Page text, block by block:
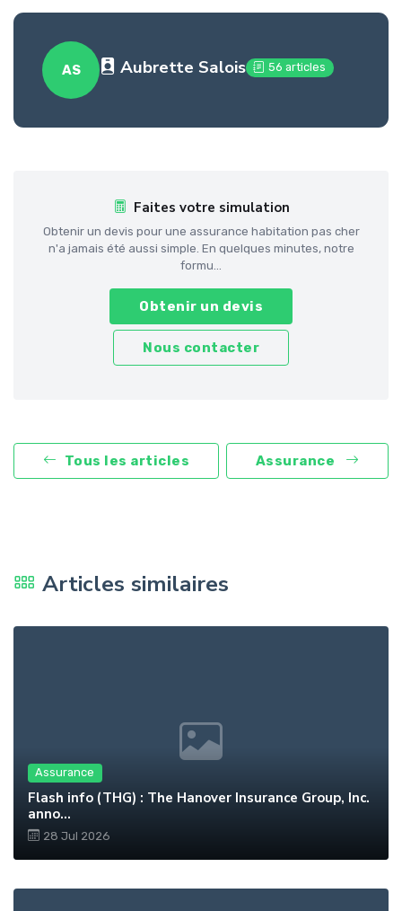
AS Aubrette Salois 56 articles
Faites votre simulation
Obtenir un devis pour une assurance habitation pas cher
n'a jamais été aussi simple. En quelques minutes, notre
formu...
Obtenir un devis
Nous contacter
Tous les articles Assurance
Articles similaires
Assurance
Flash info (THG) : The Hanover Insurance Group, Inc.
anno...
28 Jul 2026